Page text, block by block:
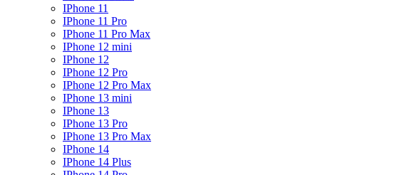
IPhone 11
IPhone 11 Pro
IPhone 11 Pro Max
IPhone 12 mini
IPhone 12
IPhone 12 Pro
IPhone 12 Pro Max
IPhone 13 mini
IPhone 13
IPhone 13 Pro
IPhone 13 Pro Max
IPhone 14
IPhone 14 Plus